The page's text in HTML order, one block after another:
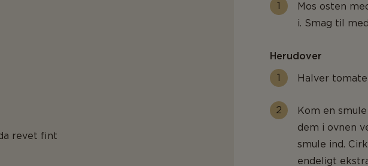
revet fint
Mos osten
i. Smag til
Herudover
Halver
Kom en
dem i ovnen
smule ind.
endeligt